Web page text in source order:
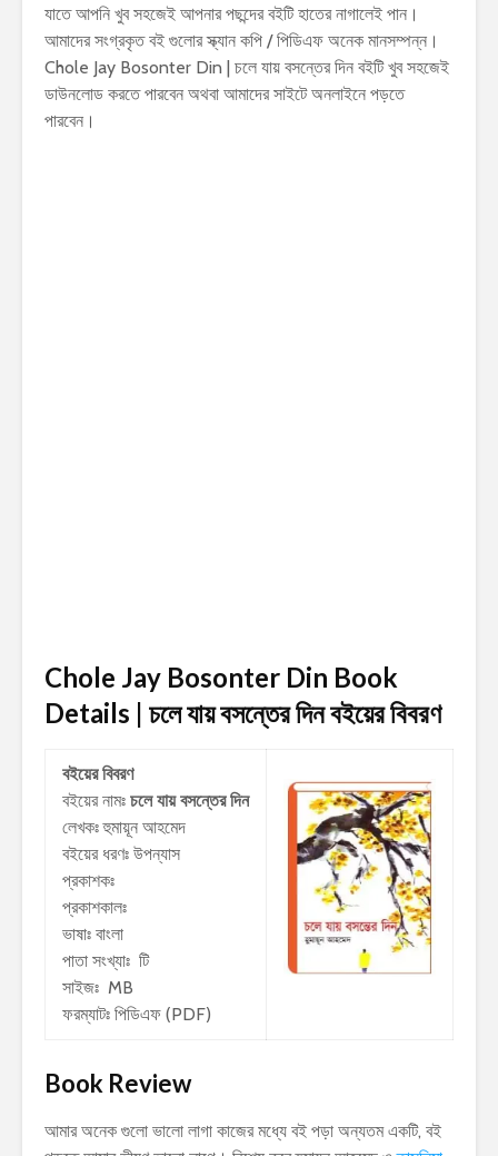
যাতে আপনি খুব সহজেই আপনার পছন্দের বইটি হাতের নাগালেই পান।
আমাদের সংগ্রকৃত বই গুলোর স্ক্যান কপি / পিডিএফ অনেক মানসম্পন্ন।
Chole Jay Bosonter Din | চলে যায় বসন্তের দিন বইটি খুব সহজেই
ডাউনলোড করতে পারবেন অথবা আমাদের সাইটে অনলাইনে পড়তে
পারবেন।
Chole Jay Bosonter Din Book
Details | চলে যায় বসন্তের দিনবইয়ের বিবরণ
বইয়ের বিবরণ
বইয়ের নামঃ চলে যায় বসন্তের দিন
লেখকঃহুমায়ূন আহমেদ
বইয়ের ধরণঃ উপন্যাস
প্রকাশকঃ
প্রকাশকালঃ
ভাষাঃ বাংলা
পাতা সংখ্যাঃ টি
সাইজঃ MB
ফরম্যাটঃ পিডিএফ (PDF)
Book Review
আমার অনেক গুলো ভালো লাগা কাজের মধ্যে বই পড়া অন্যতম একটি, বই